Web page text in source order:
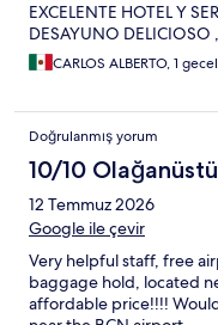
EXCELENTE HOTEL Y
DESAYUNO DELICIOSO
CARLOS ALBERTO, 1
Doğrulanmış yorum
10/10 Olağanüstü
12 Temmuz 2026
Google ile çevir
Very helpful staff, free
baggage hold, located
affordable price!!!!